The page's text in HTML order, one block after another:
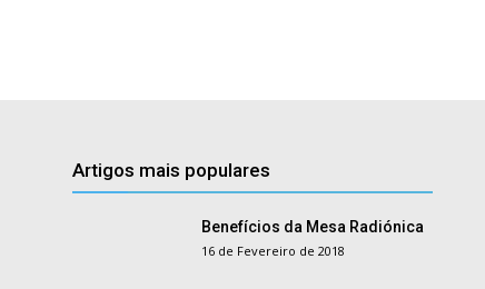
Artigos mais populares
Benefícios da Mesa Radiónica
16 de Fevereiro de 2018